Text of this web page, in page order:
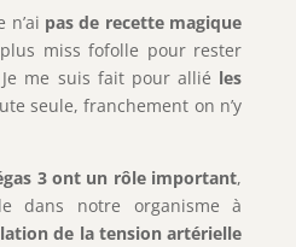
pas de recette magique
miss fofolle pour rester
me suis fait pour allié les
seule, franchement on n’y
3 ont un rôle important,
dans notre organisme à
de la tension artérielle